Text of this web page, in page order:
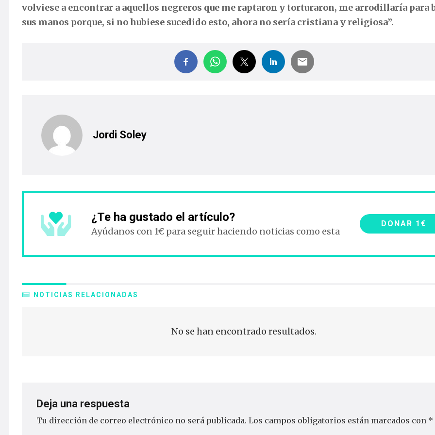
volviese a encontrar a aquellos negreros que me raptaron y torturaron, me arrodillaría para
sus manos porque, si no hubiese sucedido esto, ahora no sería cristiana y religiosa”.
Jordi Soley
¿Te ha gustado el artículo?
Ayúdanos con 1€ para seguir haciendo noticias como esta
DONAR 1€
NOTICIAS RELACIONADAS
No se han encontrado resultados.
Deja una respuesta
Tu dirección de correo electrónico no será publicada. Los campos obligatorios están marcados con *